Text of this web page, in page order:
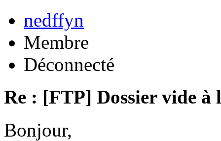
nedffyn
Membre
Déconnecté
Re : [FTP] Dossier vide à
Bonjour,